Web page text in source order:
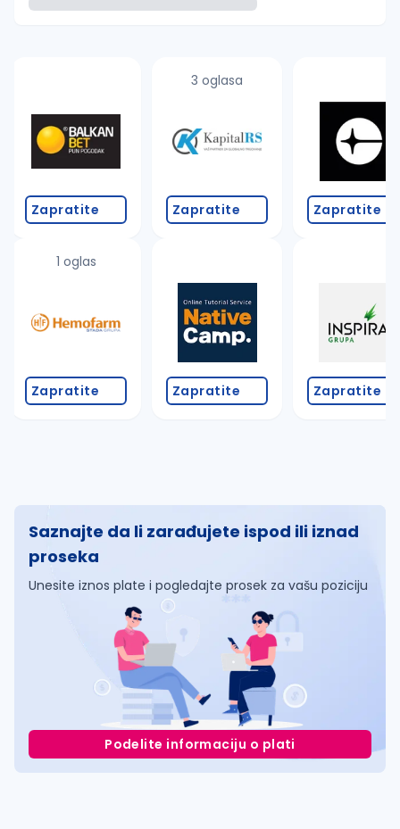
Takođe možete da:
proverite pravopisne greške (koristite č, ć, š, đ,
promenite odabrane filtere pretrage
Zapratite
1 oglas
Zapratite
3 oglasa
Zapratite
Zapratite
Zapratite
Zapratite
Saznajte da li zarađujete ispod ili iznad
proseka
Unesite iznos plate i pogledajte prosek za vašu poziciju
Podelite informaciju o plati